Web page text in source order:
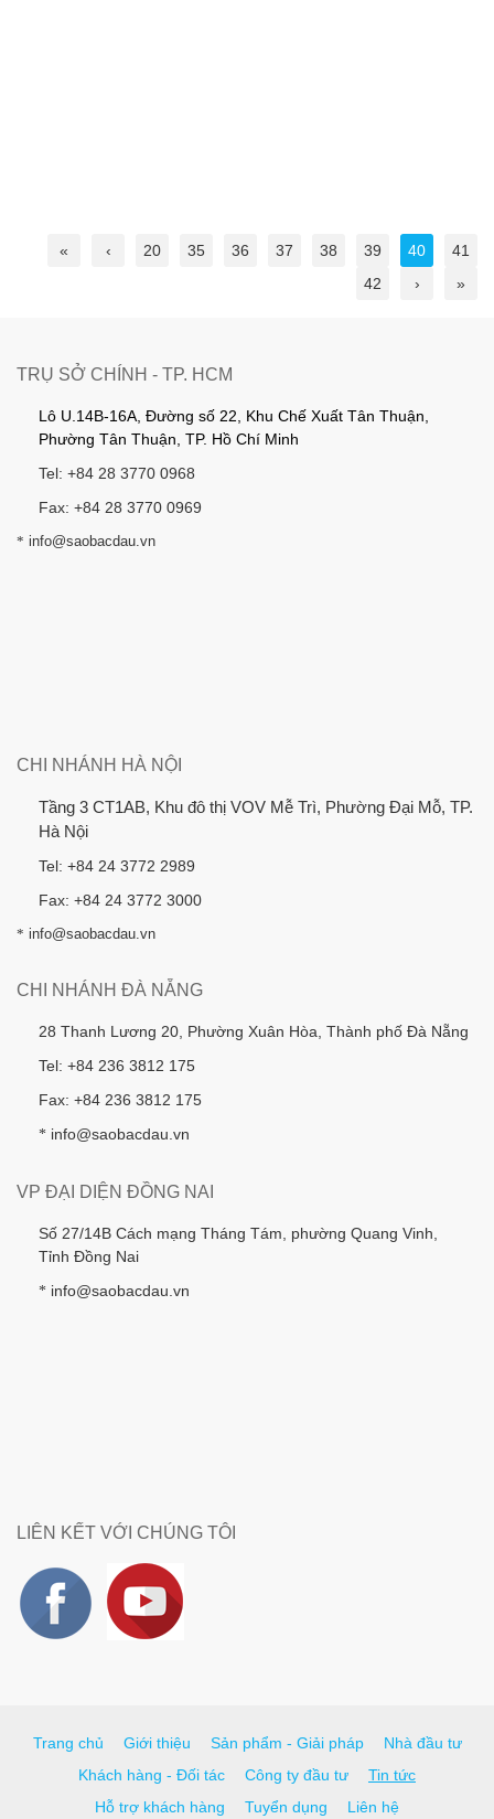
« ‹ 20 35 36 37 38 39 40
41
42
› »
TRỤ SỞ CHÍNH - TP. HCM
Lô U.14B-16A, Đường số 22, Khu Chế Xuất Tân Thuận,
Phường Tân Thuận, TP. Hồ Chí Minh
Tel: +84 28 3770 0968
Fax: +84 28 3770 0969
* info@saobacdau.vn
CHI NHÁNH HÀ NỘI
Tầng 3 CT1AB, Khu đô thị VOV Mễ Trì, Phường Đại Mỗ, TP.
Hà Nội
Tel: +84 24 3772 2989
Fax: +84 24 3772 3000
* info@saobacdau.vn
CHI NHÁNH ĐÀ NẴNG
28 Thanh Lương 20, Phường Xuân Hòa, Thành phố Đà Nẵng
Tel: +84 236 3812 175
Fax: +84 236 3812 175
* info@saobacdau.vn
VP ĐẠI DIỆN ĐỒNG NAI
Số 27/14B Cách mạng Tháng Tám, phường Quang Vinh,
Tỉnh Đồng Nai
* info@saobacdau.vn
LIÊN KẾT VỚI CHÚNG TÔI
Trang chủ Giới thiệu Sản phẩm - Giải pháp
Nhà đầu tư
Khách hàng - Đối tác
Công ty đầu tư
Tin tức
Hỗ trợ khách hàng
Tuyển dụng Liên hệ